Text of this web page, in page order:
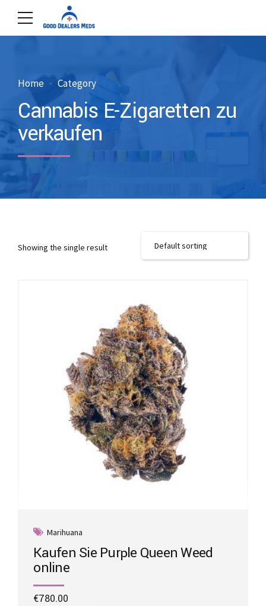
Home Category
Cannabis E-Zigaretten zu
verkaufen
Showing the single result
Marihuana
Kaufen Sie Purple Queen Weed
online
€780.00